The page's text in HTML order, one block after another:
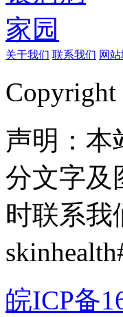
关于我们 联系我们 网
声明：本
分文字及
时联系我
皖ICP备